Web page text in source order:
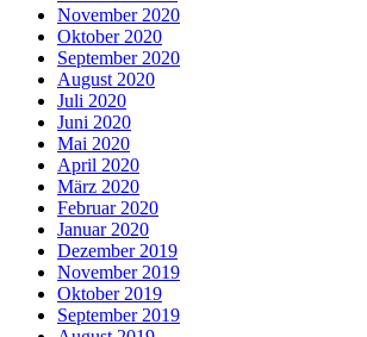
November 2020
Oktober 2020
September 2020
August 2020
Juli 2020
Juni 2020
Mai 2020
April 2020
März 2020
Februar 2020
Januar 2020
Dezember 2019
November 2019
Oktober 2019
September 2019